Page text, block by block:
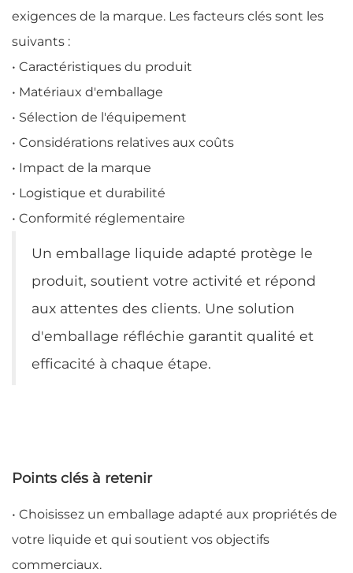
exigences de la marque. Les facteurs clés sont les
suivants :
• Caractéristiques du produit
• Matériaux d'emballage
• Sélection de l'équipement
• Considérations relatives aux coûts
• Impact de la marque
• Logistique et durabilité
• Conformité réglementaire
Un emballage liquide adapté protège le
produit, soutient votre activité et répond
aux attentes des clients. Une solution
d'emballage réfléchie garantit qualité et
efficacité à chaque étape.
Points clés à retenir
• Choisissez un emballage adapté aux propriétés de
votre liquide et qui soutient vos objectifs
commerciaux.